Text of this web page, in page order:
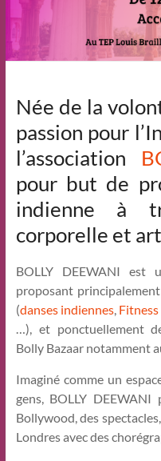
Née de la
passion pour
l’association
pour but de
indienne à
corporelle et
BOLLY DEEWANI est
proposant
(danses indiennes,
…), et ponctuellement
Bolly Bazaar notamment
Imaginé comme un
gens, BOLLY
Bollywood, des
Londres avec des